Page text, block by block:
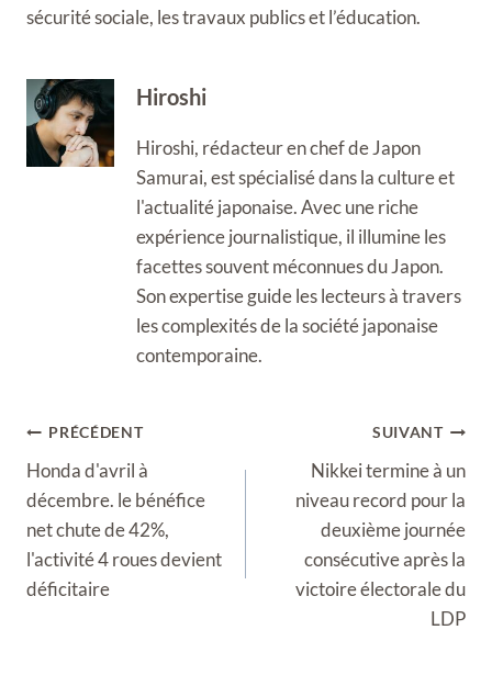
sécurité sociale, les travaux publics et l’éducation.
Hiroshi
Hiroshi, rédacteur en chef de Japon
Samurai, est spécialisé dans la culture et
l'actualité japonaise. Avec une riche
expérience journalistique, il illumine les
facettes souvent méconnues du Japon.
Son expertise guide les lecteurs à travers
les complexités de la société japonaise
contemporaine.
Navigation
de
l’article
PRÉCÉDENT
Honda d'avril à
décembre. le bénéfice
net chute de 42%,
l'activité 4 roues devient
déficitaire
SUIVANT
Nikkei termine à un
niveau record pour la
deuxième journée
consécutive après la
victoire électorale du
LDP